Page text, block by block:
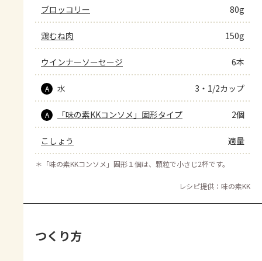
ブロッコリー 80g
鶏むね肉 150g
ウインナーソーセージ 6本
A 水 3・1/2カップ
A 「味の素KKコンソメ」固形タイプ 2個
こしょう 適量
＊ 「味の素KKコンソメ」固形１個は、顆粒で小さじ2杯です。
レシピ提供：味の素KK
つくり方